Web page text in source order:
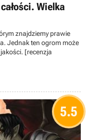
Wielka
znajdziemy prawie
Jednak ten ogrom może
[recenzja
5.5